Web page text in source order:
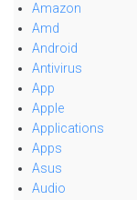
Amazon
Amd
Android
Antivirus
App
Apple
Applications
Apps
Asus
Audio